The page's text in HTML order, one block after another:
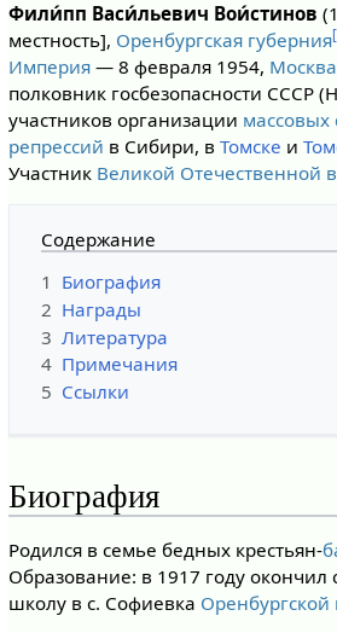
Фили́пп Васи́льевич Вои́стинов
местность], Оренбургская губерния
Империя— 8 февраля 1954, Москва
полковник госбезопасности СССР
участников организации массовых
репрессий в Сибири, в Томске и
Участник Великой Отечественной
Содержание
1 Биография
2 Награды
3 Литература
4 Примечания
5 Ссылки
Биография
Родился в семье бедных крестьян-
Образование: в 1917 году
школу в с. Софиевка Оренбургской